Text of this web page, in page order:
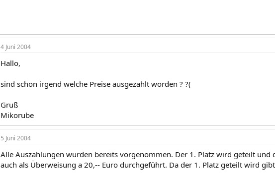
4 Juni 2004
Hallo,
sind schon irgend welche Preise ausgezahlt worden ? ?(
Gruß
Mikorube
5 Juni 2004
Alle Auszahlungen wurden bereits vorgenommen. Der 1. Platz wird geteilt und
auch als Überweisung a 20,-- Euro durchgeführt. Da der 1. Platz geteilt wird